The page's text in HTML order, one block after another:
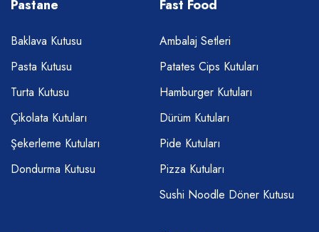
Pastane
Baklava Kutusu
Pasta Kutusu
Turta Kutusu
Çikolata Kutuları
Şekerleme Kutuları
Dondurma Kutusu
Fast Food
Ambalaj Setleri
Patates Cips Kutuları
Hamburger Kutuları
Dürüm Kutuları
Pide Kutuları
Pizza Kutuları
Sushi Noodle Döner Kutusu